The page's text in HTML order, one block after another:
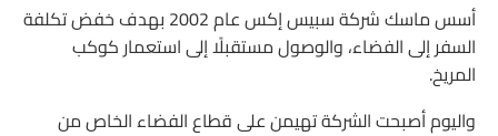
أسس ماسك شركة سبيس إكس عام 2002 بهدف خفض تكلفة
السفر إلى الفضاء، والوصول مستقبلًا إلى استعمار كوكب
المريخ.
واليوم أصبحت الشركة تهيمن على قطاع الفضاء الخاص من